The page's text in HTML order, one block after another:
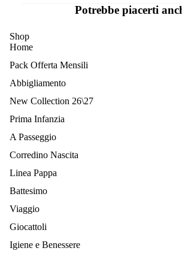
Potrebbe piacerti
Shop
Home
Pack Offerta Mensili
Abbigliamento
New Collection 26\27
Prima Infanzia
A Passeggio
Corredino Nascita
Linea Pappa
Battesimo
Viaggio
Giocattoli
Igiene e Benessere